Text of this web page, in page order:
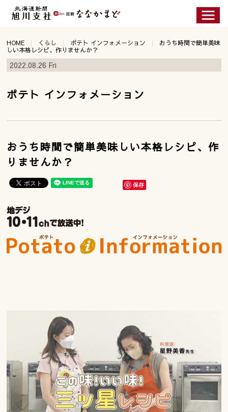
HOME くらし ポテト インフォメーション
おうち時間で簡単美味
しい本格レシピ、作りませんか？
2022.08.26 Fri
ポテト インフォメーション
おうち時間で簡単美味しい本格レシピ、作
りませんか？
保存